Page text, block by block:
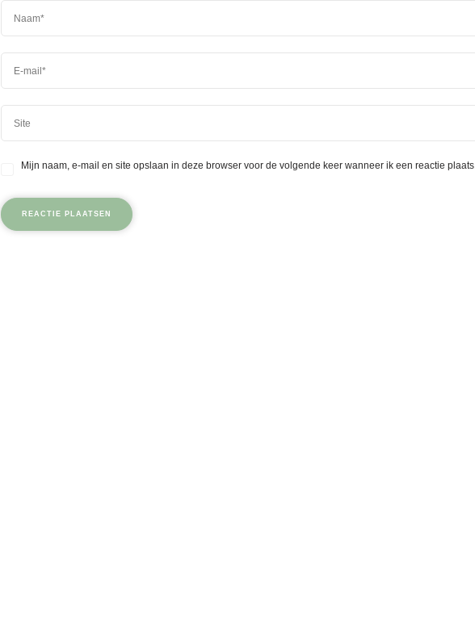
Mijn naam, e-mail en site opslaan in deze browser voor de volgende keer wanneer ik een reactie plaats.